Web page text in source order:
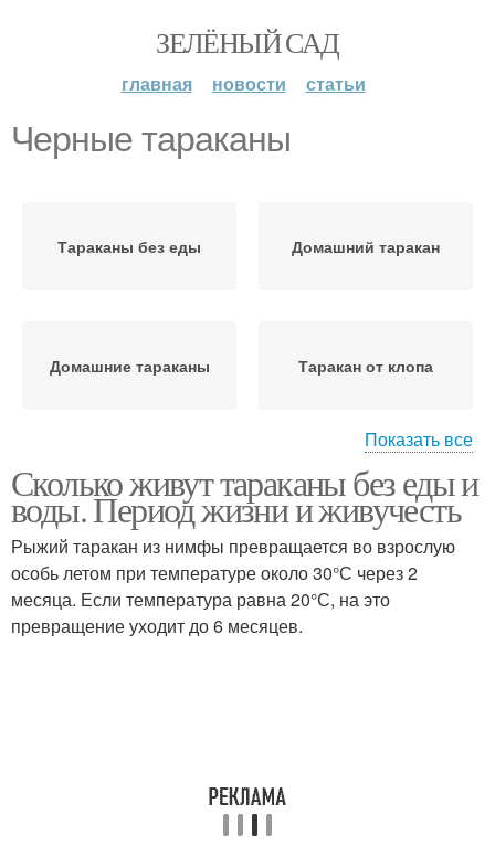
ЗЕЛЁНЫЙ САД
главная новости статьи
Черные тараканы
Тараканы без еды Домашний таракан
Домашние тараканы Таракан от клопа
Тараканы по людям Таракан на человека
Тараканы в квартире
Тараканы в частном
Показать все
Сколько живут тараканы без еды и
воды. Период жизни и живучесть
Рыжий таракан из нимфы превращается во взрослую
особь летом при температуре около 30°С через 2
месяца. Если температура равна 20°С, на это
превращение уходит до 6 месяцев.